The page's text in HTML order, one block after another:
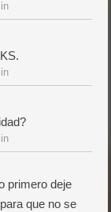
primero deje
que no se